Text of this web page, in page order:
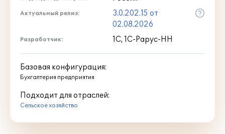
Актуальный релиз:
3.0.202.15 от
02.08.2026
Разработчик: 1С, 1С-Рарус-НН
Базовая конфигурация:
Бухгалтерия предприятия
Подходит для отраслей:
Сельское хозяйство